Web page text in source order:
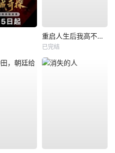
重启人生后我高不可攀
已完结